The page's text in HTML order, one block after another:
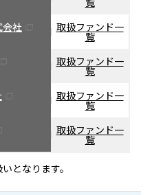
会社
取扱ファンド一
覧
取扱ファンド一
覧
取扱ファンド一
覧
取扱ファンド一
覧
となります。